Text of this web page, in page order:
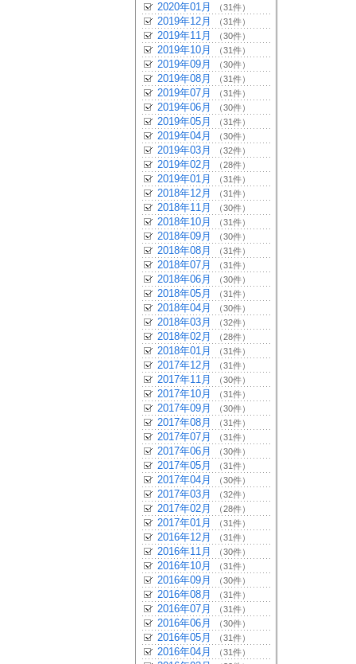
2020年01月 （31件）
2019年12月 （31件）
2019年11月 （30件）
2019年10月 （31件）
2019年09月 （30件）
2019年08月 （31件）
2019年07月 （31件）
2019年06月 （30件）
2019年05月 （31件）
2019年04月 （30件）
2019年03月 （32件）
2019年02月 （28件）
2019年01月 （31件）
2018年12月 （31件）
2018年11月 （30件）
2018年10月 （31件）
2018年09月 （30件）
2018年08月 （31件）
2018年07月 （31件）
2018年06月 （30件）
2018年05月 （31件）
2018年04月 （30件）
2018年03月 （32件）
2018年02月 （28件）
2018年01月 （31件）
2017年12月 （31件）
2017年11月 （30件）
2017年10月 （31件）
2017年09月 （30件）
2017年08月 （31件）
2017年07月 （31件）
2017年06月 （30件）
2017年05月 （31件）
2017年04月 （30件）
2017年03月 （32件）
2017年02月 （28件）
2017年01月 （31件）
2016年12月 （31件）
2016年11月 （30件）
2016年10月 （31件）
2016年09月 （30件）
2016年08月 （31件）
2016年07月 （31件）
2016年06月 （30件）
2016年05月 （31件）
2016年04月 （31件）